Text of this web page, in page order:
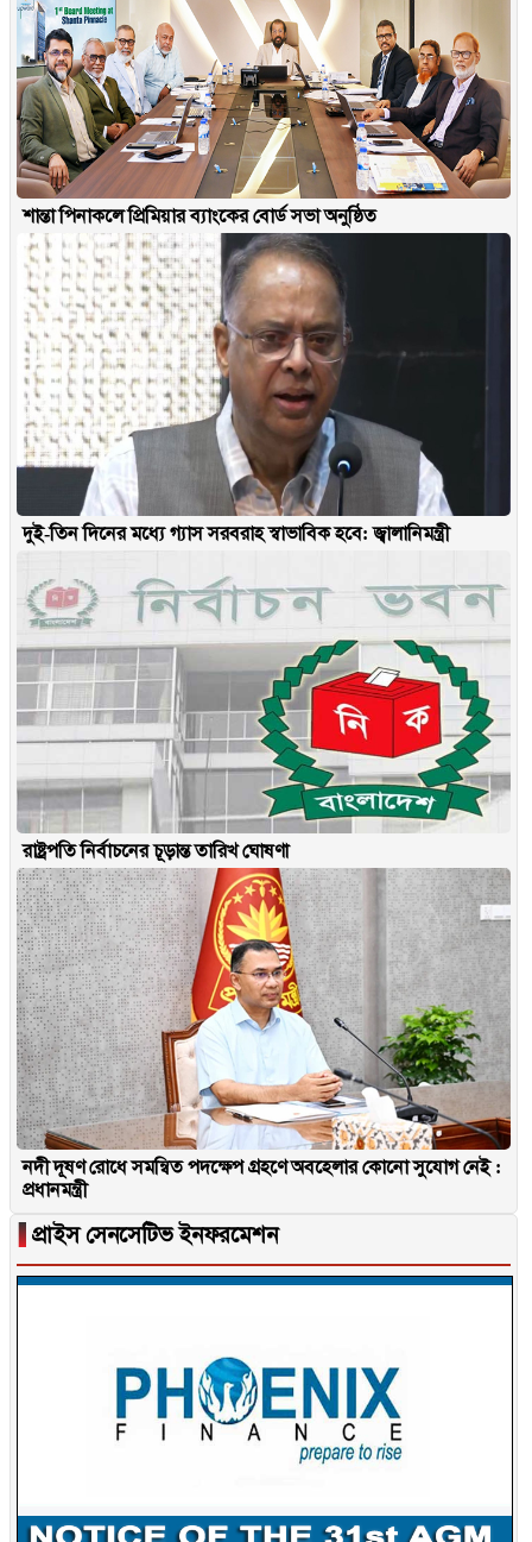
শান্তা পিনাকলে প্রিমিয়ার ব্যাংকের বোর্ড সভা অনুষ্ঠিত
দুই-তিন দিনের মধ্যে গ্যাস সরবরাহ স্বাভাবিক হবে: জ্বালানিমন্ত্রী
রাষ্ট্রপতি নির্বাচনের চূড়ান্ত তারিখ ঘোষণা
নদী দূষণ রোধে সমন্বিত পদক্ষেপ গ্রহণে অবহেলার কোনো সুযোগ নেই :
প্রধানমন্ত্রী
▐ প্রাইস সেনসেটিভ ইনফরমেশন